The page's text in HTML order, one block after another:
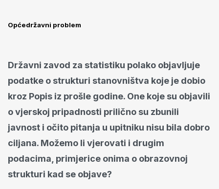
Općedržavni problem
Državni zavod za statistiku polako objavljuje
podatke o strukturi stanovništva koje je dobio
kroz Popis iz prošle godine. One koje su objavili
o vjerskoj pripadnosti prilično su zbunili
javnost i očito pitanja u upitniku nisu bila dobro
ciljana. Možemo li vjerovati i drugim
podacima, primjerice onima o obrazovnoj
strukturi kad se objave?